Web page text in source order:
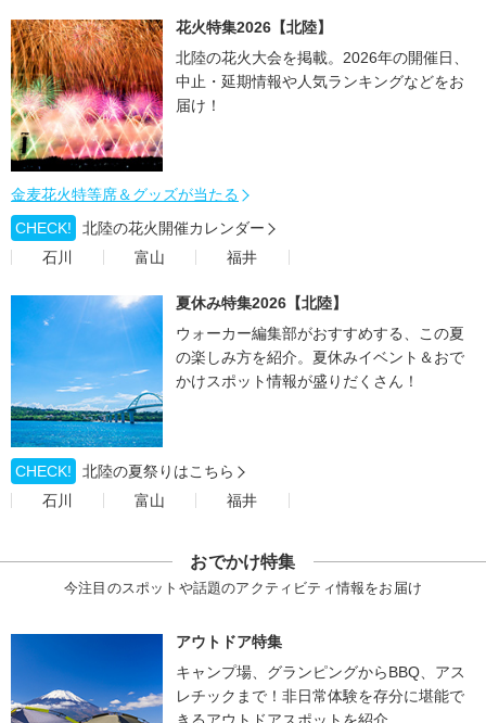
花火特集2026【北陸】
北陸の花火大会を掲載。2026年の開催日、
中止・延期情報や人気ランキングなどをお
届け！
金麦花火特等席＆グッズが当たる
CHECK!
北陸の花火開催カレンダー
石川
富山 福井
夏休み特集2026【北陸】
ウォーカー編集部がおすすめする、この夏
の楽しみ方を紹介。夏休みイベント＆おで
かけスポット情報が盛りだくさん！
CHECK!
北陸の夏祭りはこちら
石川
富山 福井
おでかけ特集
今注目のスポットや話題のアクティビティ情報をお届け
アウトドア特集
キャンプ場、グランピングからBBQ、アス
レチックまで！非日常体験を存分に堪能で